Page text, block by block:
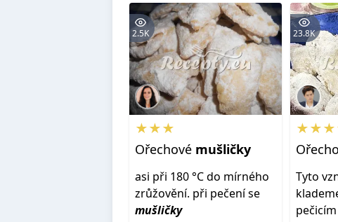
2.5K
★★★
Ořechové mušličky
asi při 180 °C do mírného
zrůžovění. při pečení se
mušličky
23.8K
Tyto